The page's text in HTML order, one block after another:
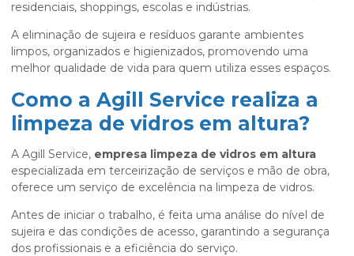
residenciais, shoppings, escolas e indústrias.
A eliminação de sujeira e resíduos garante ambientes
limpos, organizados e higienizados, promovendo uma
melhor qualidade de vida para quem utiliza esses espaços.
Como a Agill Service realiza a
limpeza de vidros em altura?
A Agill Service, empresa limpeza de vidros em altura
especializada em terceirização de serviços e mão de obra,
oferece um serviço de excelência na limpeza de vidros.
Antes de iniciar o trabalho, é feita uma análise do nível de
sujeira e das condições de acesso, garantindo a segurança
dos profissionais e a eficiência do serviço.